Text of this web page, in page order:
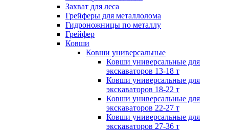
Захват для леса
Грейферы для металлолома
Гидроножницы по металлу
Грейфер
Ковши
Ковши универсальные
Ковши универсальные для
экскаваторов 13-18 т
Ковши универсальные для
экскаваторов 18-22 т
Ковши универсальные для
экскаваторов 22-27 т
Ковши универсальные для
экскаваторов 27-36 т